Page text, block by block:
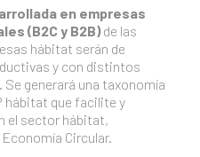
en empresas
(B2C y B2B)de las
hábitat serán de
y con distintos
generará una taxonomía
hábitat que facilite y
el sector hábitat,
Circular.